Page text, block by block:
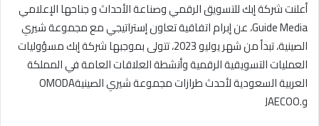
ي
ا
أعلنت شركة إبك للتسويق الرقمي وصناعة الأحداث و جناحها الإعلامي
Guide Media، عن إبرام اتفاقية تعاون إستراتيجي مع مجموعة شيري
الصينية، تبدأ من شهر يوليو 2023، تتولى بموجبها شركة إبك مسؤوليات
العمليات التسويقية الرقمية وأنشطة العلاقات العامة في المملكة
العربية السعودية لأحدث طرازات مجموعة شيري الصينيةOMODA
و.JAECOO